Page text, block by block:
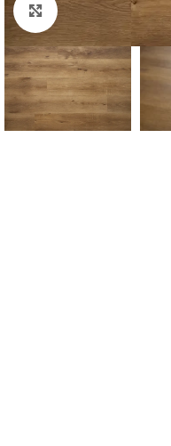
Padidinti nuotrauką